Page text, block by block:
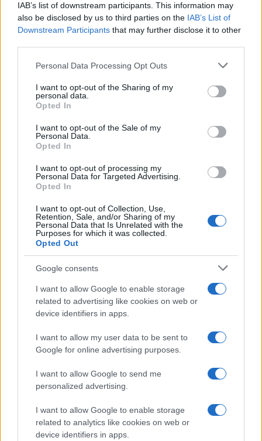
IAB’s list of downstream participants. This information may
also be disclosed by us to third parties on the IAB’s List of
Downstream Participants that may further disclose it to other
Please note that this website/app uses one or more Google
not limited to your visit or usage behaviour. You may click to
grant or deny consent to Google and its third-party tags to
use your data for below specified purposes in below Google
consent section.
Personal Data Processing Opt Outs
I want to opt-out of the Sharing of my
personal data.
Opted In
I want to opt-out of the Sale of my
Personal Data.
Opted In
I want to opt-out of processing my
Personal Data for Targeted Advertising.
Opted In
I want to opt-out of Collection, Use,
Retention, Sale, and/or Sharing of my
Personal Data that Is Unrelated with the
Purposes for which it was collected.
Opted Out
Google consents
I want to allow Google to enable storage
related to advertising like cookies on web or
device identifiers in apps.
I want to allow my user data to be sent to
Google for online advertising purposes.
I want to allow Google to send me
personalized advertising.
I want to allow Google to enable storage
related to analytics like cookies on web or
device identifiers in apps.
daGoogle News
F
a
ce
b
o
o
k
T
w
te
r
Pi
n
te
re
W
at
s
p
S
h
re
Prossimo articolo
NOTIZIE RECENTI
Le previsioni meteo per il weekend a Olbia e in
Gallura
Michelle Hunziker in Gallura, bella anche dal
vivo: un amico vip svela come fa
Calangianus, dopo le polemiche il centro
accoglienza minori chiude
Olbia, divieto di sosta contro spaccio e degrado:
esplode la protesta
Pausa caffè impeccabile: come scegliere la
soluzione ideale per la casa e l’ufficio